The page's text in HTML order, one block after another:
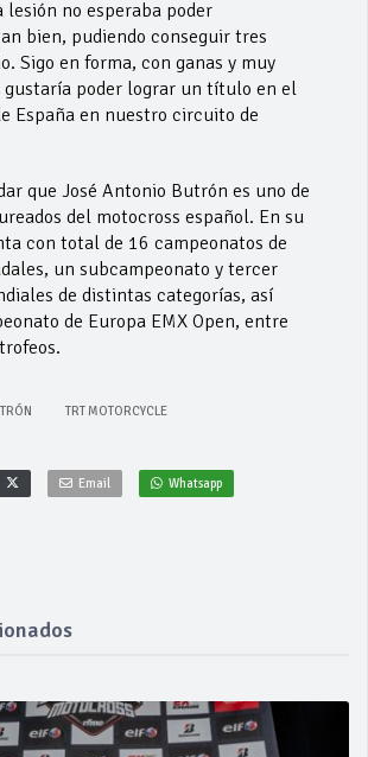
lesión no esperaba poder
bien, pudiendo conseguir tres
Sigo en forma, con ganas y muy
gustaría poder lograr un título en el
España en nuestro circuito de
que José Antonio Butrón es uno de
del motocross español. En su
con total de 16 campeonatos de
un subcampeonato y tercer
de distintas categorías, así
de Europa EMX Open, entre
TRT MOTORCYCLE
Email Whatsapp